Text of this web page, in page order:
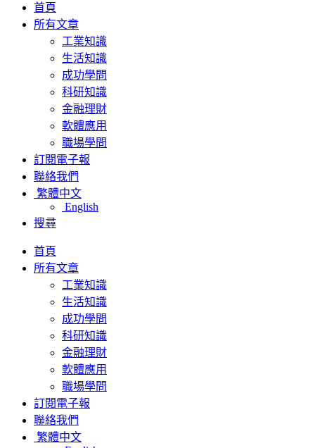
首頁
所有文章
工業知識
生活知識
成功學問
科研知識
金融理財
軟體應用
職場學問
訂閱電子報
聯絡我們
繁體中文
English
搜尋
首頁
所有文章
工業知識
生活知識
成功學問
科研知識
金融理財
軟體應用
職場學問
訂閱電子報
聯絡我們
繁體中文